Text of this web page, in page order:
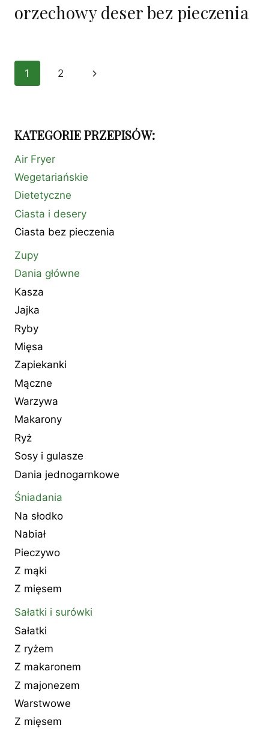
orzechowy deser bez pieczenia
Nawigacja
1 2
Następna
KATEGORIE PRZEPISÓW:
Air Fryer
Wegetariańskie
Dietetyczne
Ciasta i desery
Ciasta bez pieczenia
Zupy
Dania główne
Kasza
Jajka
Ryby
Mięsa
Zapiekanki
Mączne
Warzywa
Makarony
Ryż
Sosy i gulasze
Dania jednogarnkowe
Śniadania
Na słodko
Nabiał
Pieczywo
Z mąki
Z mięsem
Sałatki i surówki
Sałatki
Z ryżem
Z makaronem
Z majonezem
Warstwowe
Z mięsem